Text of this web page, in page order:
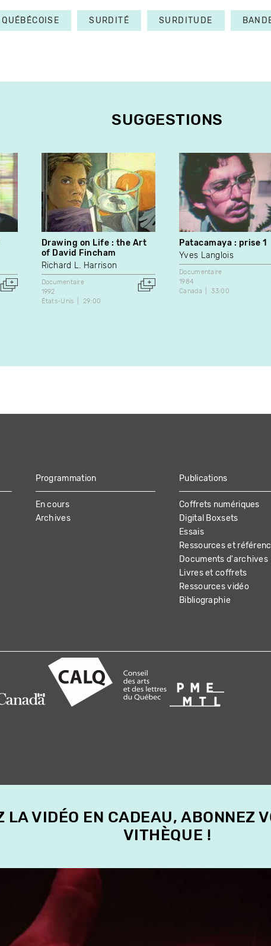
SURDITÉ SURDITUDE
SUGGESTIONS
Drawing on Life : the Art
of David Fincham
Richard L. Harrison
Documentaire
1992
États-Unis
29:00
Patacamaya : prise 1
Yves Langlois
Documentaire
1984
Canada
33:00
Programmation
En cours
Archives
Publications
Coffrets numériques
Digital Boxsets
Essais
Ressources et
Documents d'archives
Livres et coffrets
Ressources vidéo
Bibliographie
LA VIDÉO EN CADEAU, ABONNEZ
VITHÈQUE !